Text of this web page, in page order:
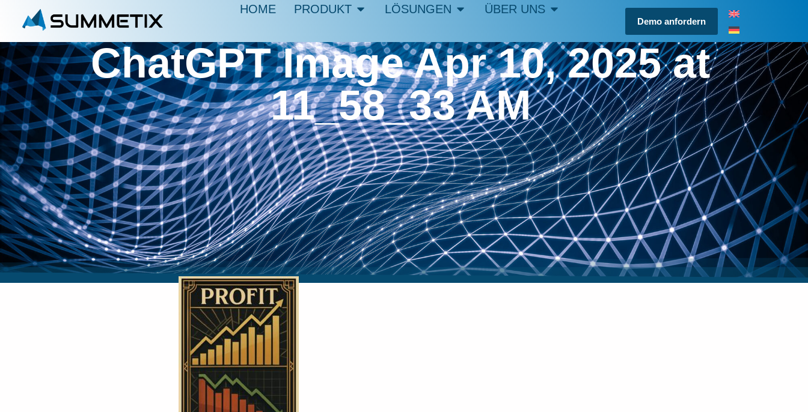
HOME PRODUKT LÖSUNGEN ÜBER UNS
Demo anfordern
ChatGPT Image Apr 10, 2025 at
11_58_33 AM